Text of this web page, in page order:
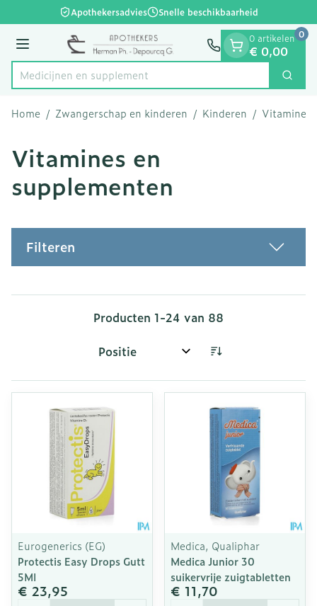
Ga naar de inhoudApothekersadvies Snelle beschikbaarheid
Menu
Product, merk, categorie...
Medi Zoek
0 artikelen
€ 0,00
0
Home / Zwangerschap en kinderen / Kinderen / Vitamines
Vitamines en
supplementen
Filteren
Producten 1-24 van 88
Sorteer op:
Eurogenerics (EG)
Protectis Easy Drops Gutt
5Ml
€ 23,95
Medica, Qualiphar
Medica Junior 30
suikervrije zuigtabletten
€ 11,70